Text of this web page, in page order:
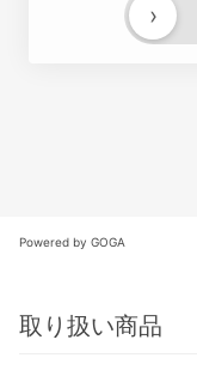
›
Powered by GOGA
取り扱い商品